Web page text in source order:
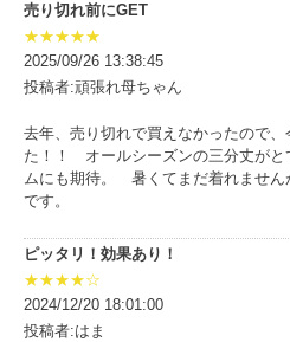
売り切れ前にGET
★★★★★
2025/09/26 13:38:45
投稿者:頑張れ母ちゃん
去年、売り切れで買えなかったので
た！！ オールシーズンの三分丈がと
ムにも期待。 暑くてまだ着れませ
です。
ピッタリ！効果あり！
★★★★☆
2024/12/20 18:01:00
投稿者:はま